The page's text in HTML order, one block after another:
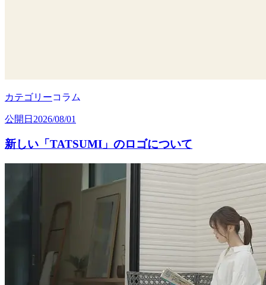
カテゴリーコラム
公開日 2026/08/01
新しい「TATSUMI」のロゴについて